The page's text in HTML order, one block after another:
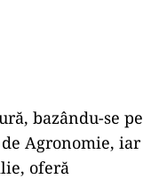
bazându-se pe
Agronomie, iar
oferă